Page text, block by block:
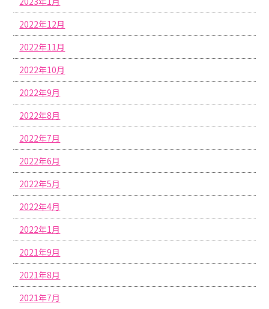
2022年12月
2022年11月
2022年10月
2022年9月
2022年8月
2022年7月
2022年6月
2022年5月
2022年4月
2022年1月
2021年9月
2021年8月
2021年7月